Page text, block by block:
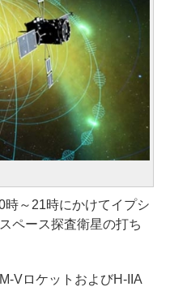
～21時にかけてイプシ
ペース探査衛星の打ち
VロケットおよびH-IIA